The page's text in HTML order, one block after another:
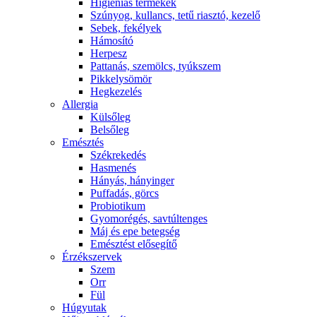
Higiéniás termékek
Szúnyog, kullancs, tetű riasztó, kezelő
Sebek, fekélyek
Hámosító
Herpesz
Pattanás, szemölcs, tyúkszem
Pikkelysömör
Hegkezelés
Allergia
Külsőleg
Belsőleg
Emésztés
Székrekedés
Hasmenés
Hányás, hányinger
Puffadás, görcs
Probiotikum
Gyomorégés, savtúltenges
Máj és epe betegség
Emésztést elősegítő
Érzékszervek
Szem
Orr
Fül
Húgyutak